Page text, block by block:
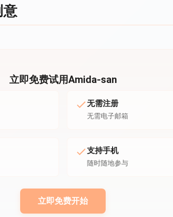
意
立即免费试用Amida-san
无需注册
无需电子邮箱
支持手机
随时随地参与
立即免费开始